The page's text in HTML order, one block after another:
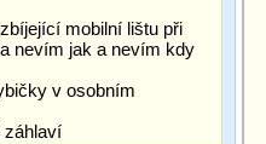
mobilní lištu při
nevím jak a nevím kdy
v osobním
záhlaví